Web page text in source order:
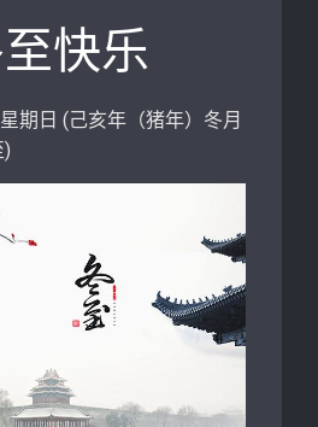
快乐
期日 (己亥年（猪年）冬月